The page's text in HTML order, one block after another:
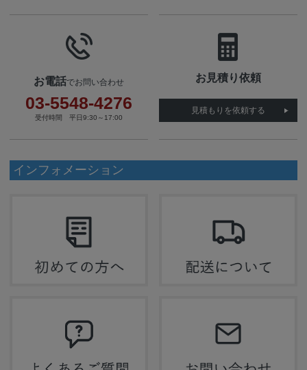
お電話でお問い合わせ
03-5548-4276
受付時間 平日9:30～17:00
お見積り依頼
見積もりを依頼する
インフォメーション